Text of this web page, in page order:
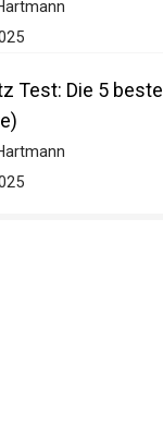
Test: Die 5 besten